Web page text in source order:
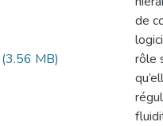
(3.56 MB)
de
rôle